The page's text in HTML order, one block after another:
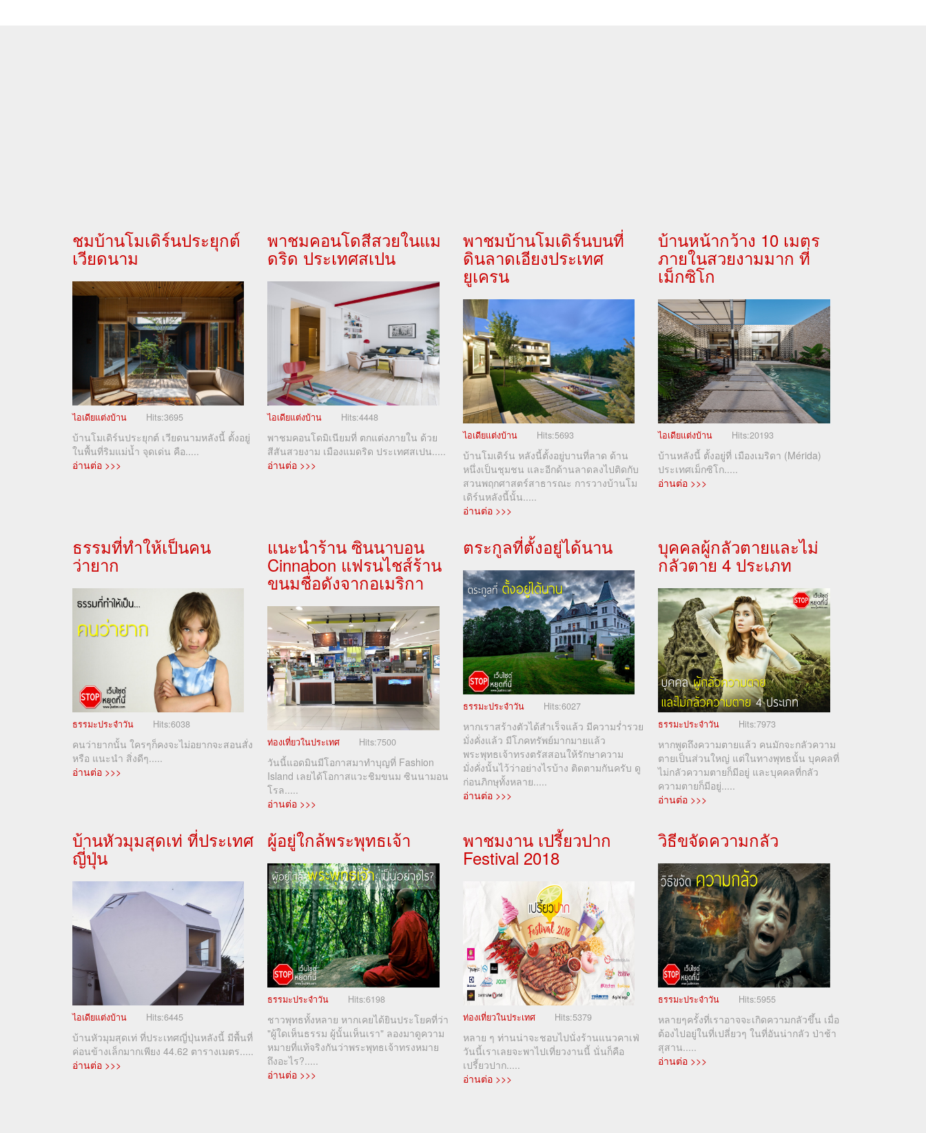
ชมบ้านโมเดิร์นประยุกต์
เวียดนาม
ไอเดียแต่งบ้าน Hits:3695
บ้านโมเดิร์นประยุกต์ เวียดนามหลังนี้ ตั้งอยู่
ในพื้นที่ริมแม่น้ำ จุดเด่น คือ.....
อ่านต่อ >>>
พาชมคอนโดสีสวยในแม
ดริด ประเทศสเปน
ไอเดียแต่งบ้าน Hits:4448
พาชมคอนโดมิเนียมที่ ตกแต่งภายใน ด้วย
สีสันสวยงาม เมืองแมดริด ประเทศสเปน.....
อ่านต่อ >>>
พาชมบ้านโมเดิร์นบนที่
ดินลาดเอียงประเทศ
ยูเครน
ไอเดียแต่งบ้าน Hits:5693
บ้านโมเดิร์น หลังนี้ตั้งอยู่บานที่ลาด ด้าน
หนึ่งเป็นชุมชน และอีกด้านลาดลงไปติดกับ
สวนพฤกศาสตร์สาธารณะ การวางบ้านโม
เดิร์นหลังนี้นั้น.....
อ่านต่อ >>>
บ้านหน้ากว้าง 10 เมตร
ภายในสวยงามมาก ที่
เม็กซิโก
ไอเดียแต่งบ้าน Hits:20193
บ้านหลังนี้ ตั้งอยู่ที่ เมืองเมริดา (Mérida)
ประเทศเม็กซิโก.....
อ่านต่อ >>>
ธรรมที่ทำให้เป็นคน
ว่ายาก
ธรรมะประจำวัน Hits:6038
คนว่ายากนั้น ใครๆก็คงจะไม่อยากจะสอนสั่ง
หรือ แนะนำ สิ่งดีๆ.....
อ่านต่อ >>>
แนะนำร้าน ซินนาบอน
Cinnabon แฟรนไชส์ร้าน
ขนมชื่อดังจากอเมริกา
ท่องเที่ยวในประเทศ Hits:7500
วันนี้แอดมินมีโอกาสมาทำบุญที่ Fashion
Island เลยได้โอกาสแวะชิมขนม ซินนามอน
โรล.....
อ่านต่อ >>>
ตระกูลที่ตั้งอยู่ได้นาน
ธรรมะประจำวัน Hits:6027
หากเราสร้างตัวได้สำเร็จแล้ว มีความร่ำรวย
มั่งคั่งแล้ว มีโภคทรัพย์มากมายแล้ว
พระพุทธเจ้าทรงตรัสสอนให้รักษาความ
มั่งคั่งนั้นไว้ว่าอย่างไรบ้าง ติดตามกันครับ ดู
ก่อนภิกษุทั้งหลาย.....
อ่านต่อ >>>
บุคคลผู้กลัวตายและไม่
กลัวตาย 4 ประเภท
ธรรมะประจำวัน Hits:7973
หากพูดถึงความตายแล้ว คนมักจะกลัวความ
ตายเป็นส่วนใหญ่ แต่ในทางพุทธนั้น บุคคลที่
ไม่กลัวความตายก็มีอยู่ และบุคคลที่กลัว
ความตายก็มีอยู่.....
อ่านต่อ >>>
บ้านหัวมุมสุดเท่ ที่ประเทศ
ญี่ปุ่น
ไอเดียแต่งบ้าน Hits:6445
บ้านหัวมุมสุดเท่ ที่ประเทศญี่ปุ่นหลังนี้ มีพื้นที่
ค่อนข้างเล็กมากเพียง 44.62 ตารางเมตร.....
อ่านต่อ >>>
ผู้อยู่ใกล้พระพุทธเจ้า
ธรรมะประจำวัน Hits:6198
ชาวพุทธทั้งหลาย หากเคยได้ยินประโยคที่ว่า
"ผู้ใดเห็นธรรม ผู้นั้นเห็นเรา" ลองมาดูความ
หมายที่แท้จริงกันว่าพระพุทธเจ้าทรงหมาย
ถึงอะไร?.....
อ่านต่อ >>>
พาชมงาน เปรี้ยวปาก
Festival 2018
ท่องเที่ยวในประเทศ Hits:5379
หลาย ๆ ท่านน่าจะชอบไปนั่งร้านแนวคาเฟ่
วันนี้เราเลยจะพาไปเที่ยวงานนี้ นั่นก็คือ
เปรี้ยวปาก.....
อ่านต่อ >>>
วิธีขจัดความกลัว
ธรรมะประจำวัน Hits:5955
หลายๆครั้งที่เราอาจจะเกิดความกลัวขึ้น เมื่อ
ต้องไปอยู่ในที่เปลี่ยวๆ ในที่อันน่ากลัว ป่าช้า
สุสาน.....
อ่านต่อ >>>